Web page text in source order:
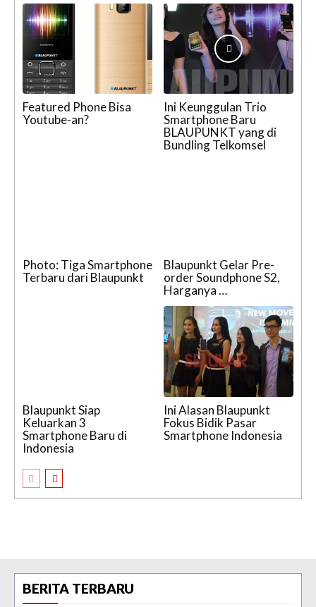
Featured Phone Bisa
Youtube-an?
Ini Keunggulan Trio
Smartphone Baru
BLAUPUNKT yang di
Bundling Telkomsel
Photo: Tiga Smartphone
Terbaru dari Blaupunkt
Blaupunkt Gelar Pre-
order Soundphone S2,
Harganya …
Blaupunkt Siap
Keluarkan 3
Smartphone Baru di
Indonesia
Ini Alasan Blaupunkt
Fokus Bidik Pasar
Smartphone Indonesia
BERITA TERBARU